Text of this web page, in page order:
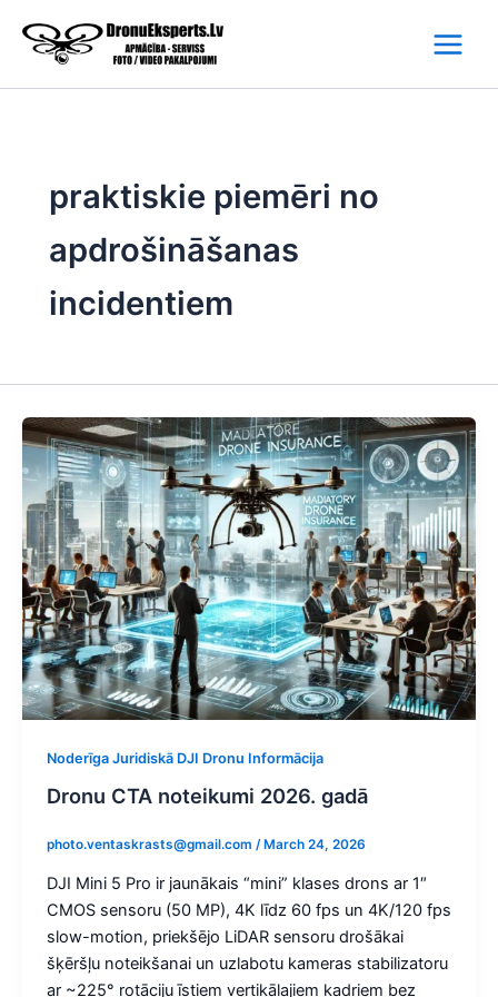
content
praktiskie piemēri no
apdrošināšanas
incidentiem
Noderīga Juridiskā DJI Dronu Informācija
Dronu CTA noteikumi 2026. gadā
photo.ventaskrasts@gmail.com / March 24, 2026
DJI Mini 5 Pro ir jaunākais “mini” klases drons ar 1″
CMOS sensoru (50 MP), 4K līdz 60 fps un 4K/120 fps
slow-motion, priekšējo LiDAR sensoru drošākai
šķēršļu noteikšanai un uzlabotu kameras stabilizatoru
ar ~225° rotāciju īstiem vertikālajiem kadriem bez